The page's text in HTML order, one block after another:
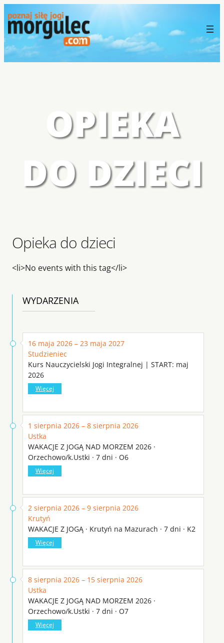
OPIEKA
DO DZIECI
Opieka do dzieci
<li>No events with this tag</li>
WYDARZENIA
16 maja 2026 – 23 maja 2027
Studzieniec
Kurs Nauczycielski Jogi Integralnej | START: maj
2026
Więcej
1 sierpnia 2026 – 8 sierpnia 2026
Ustka
WAKACJE Z JOGĄ NAD MORZEM 2026 ·
Orzechowo/k.Ustki · 7 dni · O6
Więcej
2 sierpnia 2026 – 9 sierpnia 2026
Krutyń
WAKACJE Z JOGĄ · Krutyń na Mazurach · 7 dni · K2
Więcej
8 sierpnia 2026 – 15 sierpnia 2026
Ustka
WAKACJE Z JOGĄ NAD MORZEM 2026 ·
Orzechowo/k.Ustki · 7 dni · O7
Więcej